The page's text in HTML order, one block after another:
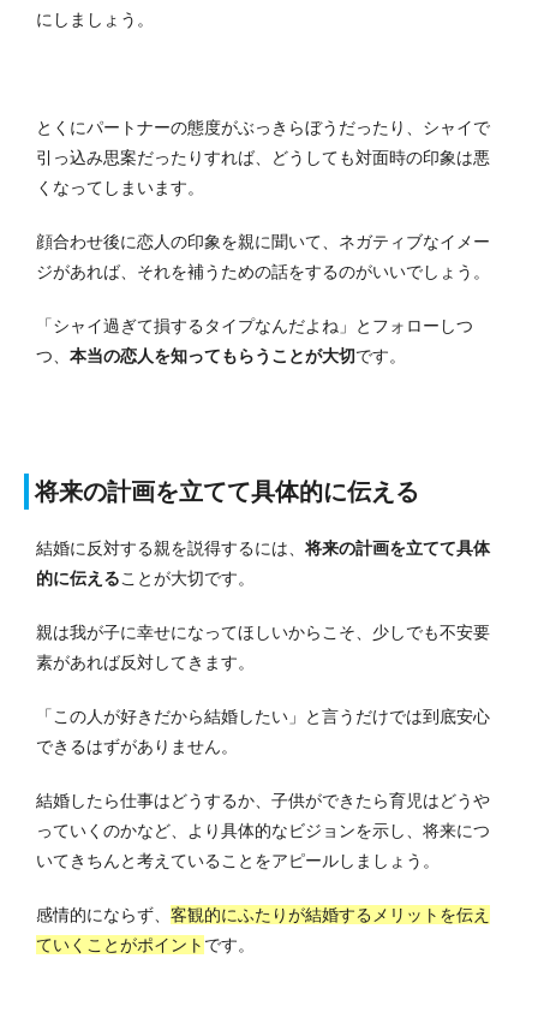
にしましょう。
とくにパートナーの態度がぶっきらぼうだったり、シャイで
引っ込み思案だったりすれば、どうしても対面時の印象は悪
くなってしまいます。
顔合わせ後に恋人の印象を親に聞いて、ネガティブなイメー
ジがあれば、それを補うための話をするのがいいでしょう。
「シャイ過ぎて損するタイプなんだよね」とフォローしつ
つ、 本当の恋人を知ってもらうことが大切です。
将来の計画を立てて具体的に伝える
結婚に反対する親を説得するには、 将来の計画を立てて具体
的に伝えることが大切です。
親は我が子に幸せになってほしいからこそ、少しでも不安要
素があれば反対してきます。
「この人が好きだから結婚したい」と言うだけでは到底安心
できるはずがありません。
結婚したら仕事はどうするか、子供ができたら育児はどうや
っていくのかなど、より具体的なビジョンを示し、将来につ
いてきちんと考えていることをアピールしましょう。
感情的にならず、 客観的にふたりが結婚するメリットを伝え
ていくことがポイント です。